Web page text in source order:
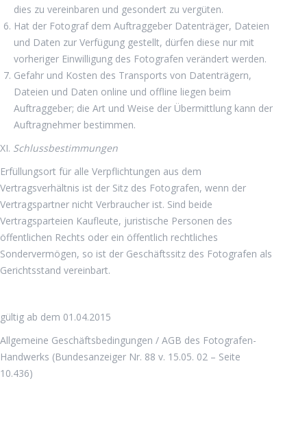
dies zu vereinbaren und gesondert zu vergüten.
Hat der Fotograf dem Auftraggeber Datenträger, Dateien
und Daten zur Verfügung gestellt, dürfen diese nur mit
vorheriger Einwilligung des Fotografen verändert werden.
Gefahr und Kosten des Transports von Datenträgern,
Dateien und Daten online und offline liegen beim
Auftraggeber; die Art und Weise der Übermittlung kann der
Auftragnehmer bestimmen.
XI. Schlussbestimmungen
Erfüllungsort für alle Verpflichtungen aus dem
Vertragsverhältnis ist der Sitz des Fotografen, wenn der
Vertragspartner nicht Verbraucher ist. Sind beide
Vertragsparteien Kaufleute, juristische Personen des
öffentlichen Rechts oder ein öffentlich rechtliches
Sondervermögen, so ist der Geschäftssitz des Fotografen als
Gerichtsstand vereinbart.
gültig ab dem 01.04.2015
Allgemeine Geschäftsbedingungen / AGB des Fotografen-
Handwerks (Bundesanzeiger Nr. 88 v. 15.05. 02 – Seite
10.436)